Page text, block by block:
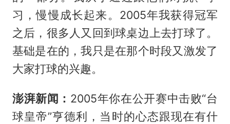
习，慢慢成长起来。2005年我获得冠军
之后，很多人又回到球桌边上去打球了。
基础是在的，我只是在那个时段又激发了
大家打球的兴趣。
澎湃新闻： 2005年你在公开赛中击败“台
球皇帝”亨德利，当时的心态跟现在有什